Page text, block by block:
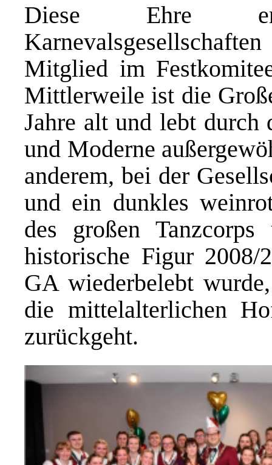
Diese Ehre
Mitglied im
Mittlerweile ist die
Jahre alt und lebt
und Moderne
anderem, bei der
und ein dunkles
des großen
historische Figur 2008/
GA wiederbelebt
die mittelalterlichen
zurückgeht.